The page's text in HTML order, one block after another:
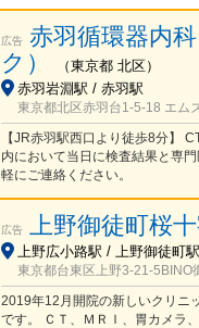
広告 赤羽循環器内
ク）
（東京都 北区）
赤羽岩淵駅 / 赤羽駅
東京都北区赤羽台1-5-18 エム
【JR赤羽駅西口より徒歩8分】
内において当日に検査結果と専
軽にご連絡ください。
広告 上野御徒町桜
上野広小路駅 / 上野御徒町
東京都台東区上野3-21-5BINO
2019年12月開院の新しいクリニ
です。 ＣＴ、ＭＲＩ、胃カメラ